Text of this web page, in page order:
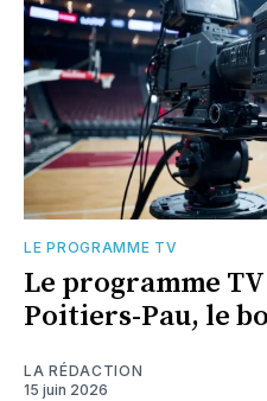
LE PROGRAMME TV
Le programme
Poitiers-Pau, le
LA RÉDACTION
15 juin 2026